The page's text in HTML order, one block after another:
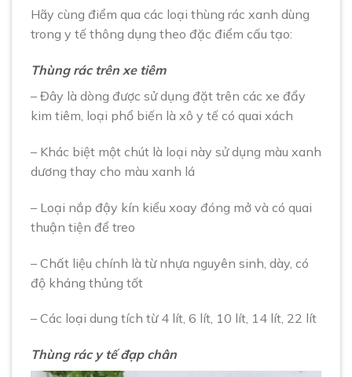
Hãy cùng điểm qua các loại thùng rác xanh dùng
trong y tế thông dụng theo đặc điểm cấu tạo:
Thùng rác trên xe tiêm
– Đây là dòng được sử dụng đặt trên các xe đẩy
kim tiêm, loại phổ biến là xô y tế có quai xách
– Khác biệt một chút là loại này sử dụng màu xanh
dương thay cho màu xanh lá
– Loại nắp đậy kín kiểu xoay đóng mở và có quai
thuận tiện để treo
– Chất liệu chính là từ nhựa nguyên sinh, dày, có
độ kháng thủng tốt
– Các loại dung tích từ 4 lít, 6 lít, 10 lít, 14 lít, 22 lít
Thùng rác y tế đạp chân